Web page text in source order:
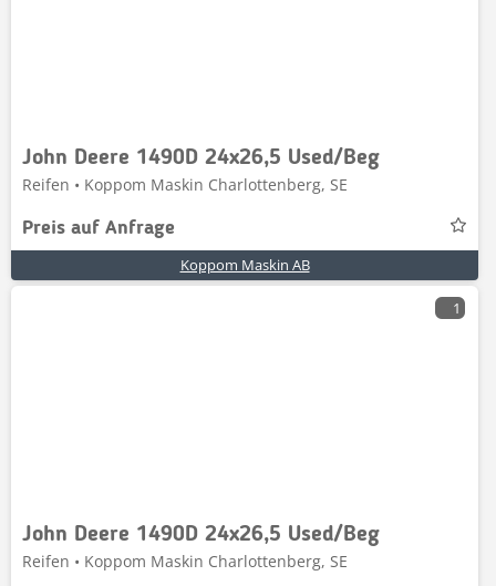
John Deere 1490D 24x26,5 Used/Beg
Reifen • Koppom Maskin Charlottenberg, SE
Preis auf Anfrage
Koppom Maskin AB
1
John Deere 1490D 24x26,5 Used/Beg
Reifen • Koppom Maskin Charlottenberg, SE